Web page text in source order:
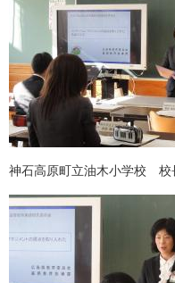
神石高原町立油木小学校